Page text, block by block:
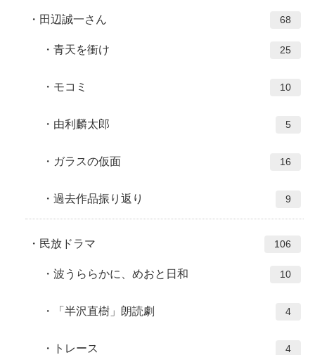
田辺誠一さん 68
青天を衝け 25
モコミ 10
由利麟太郎 5
ガラスの仮面 16
過去作品振り返り 9
民放ドラマ 106
波うららかに、めおと日和 10
「半沢直樹」朗読劇 4
トレース 4